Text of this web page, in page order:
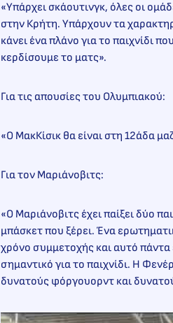
«Υπάρχει σκάουτινγκ, όλες οι
στην Κρήτη. Υπάρχουν τα
κάνει ένα πλάνο για το παιχνίδι
κερδίσουμε το ματς».
Για τις απουσίες του Ολυμπιακού:
«Ο ΜακΚίσικ θα είναι στη 12άδα
Για τον Μαριάνοβιτς:
«Ο Μαριάνοβιτς έχει παίξει δύο
μπάσκετ που ξέρει. Ένα
χρόνο συμμετοχής και αυτό πάντα
σημαντικό για το παιχνίδι. Η
δυνατούς φόργουορντ και